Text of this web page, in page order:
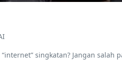
singkatan? Jangan